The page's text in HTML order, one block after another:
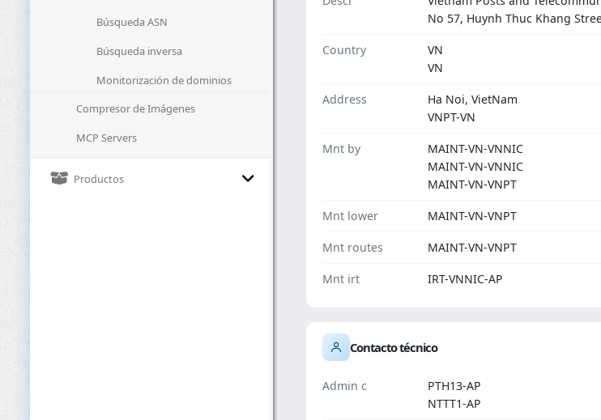
Búsqueda ASN
Búsqueda inversa
Monitorización de dominios
Compresor de Imágenes
MCP Servers
Productos
No 57, Huynh Thuc Khang
Country
VN
VN
Address
Ha Noi, VietNam
VNPT-VN
Mnt by
MAINT-VN-VNNIC
MAINT-VN-VNNIC
MAINT-VN-VNPT
Mnt lower MAINT-VN-VNPT
Mnt routes MAINT-VN-VNPT
Mnt irt IRT-VNNIC-AP
Contacto técnico
Admin c
PTH13-AP
NTTT1-AP